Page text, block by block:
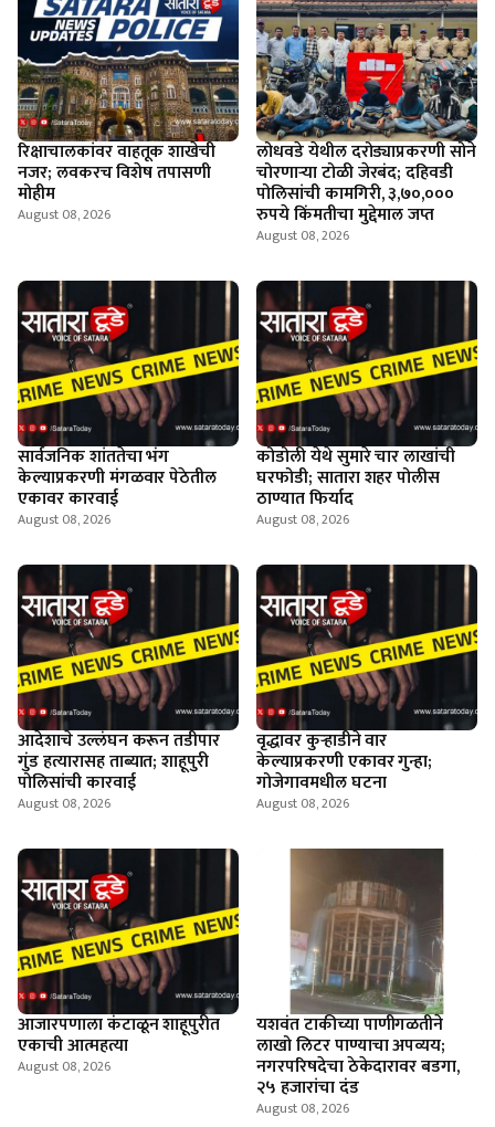
रिक्षाचालकांवर वाहतूक शाखेची
नजर; लवकरच विशेष तपासणी
मोहीम
August 08, 2026
लोधवडे येथील दरोड्याप्रकरणी सोने
चोरणाऱ्या टोळी जेरबंद; दहिवडी
पोलिसांची कामगिरी, ३,७०,०००
रुपये किंमतीचा मुद्देमाल जप्त
August 08, 2026
सार्वजनिक शांततेचा भंग
केल्याप्रकरणी मंगळवार पेठेतील
एकावर कारवाई
August 08, 2026
कोडोली येथे सुमारे चार लाखांची
घरफोडी; सातारा शहर पोलीस
ठाण्यात फिर्याद
August 08, 2026
आदेशाचे उल्लंघन करून तडीपार
गुंड हत्यारासह ताब्यात; शाहूपुरी
पोलिसांची कारवाई
August 08, 2026
वृद्धावर कुऱ्हाडीने वार
केल्याप्रकरणी एकावर गुन्हा;
गोजेगावमधील घटना
August 08, 2026
आजारपणाला कंटाळून शाहूपुरीत
एकाची आत्महत्या
August 08, 2026
यशवंत टाकीच्या पाणीगळतीने
लाखो लिटर पाण्याचा अपव्यय;
नगरपरिषदेचा ठेकेदारावर बडगा,
२५ हजारांचा दंड
August 08, 2026